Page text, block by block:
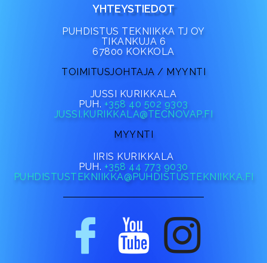
YHTEYSTIEDOT
PUHDISTUS TEKNIIKKA TJ OY
TIKANKUJA 6
67800 KOKKOLA
TOIMITUSJOHTAJA / MYYNTI
JUSSI KURIKKALA
PUH. +358 40 502 9303
JUSSI.KURIKKALA@TECNOVAP.FI
MYYNTI
IIRIS KURIKKALA
PUH. +358 44 773 9030
PUHDISTUSTEKNIIKKA@PUHDISTUSTEKNIIKKA.FI